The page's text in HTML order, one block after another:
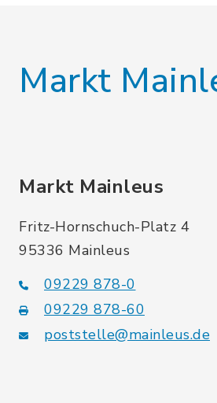
Markt
Markt Mainleus
Fritz-Hornschuch-Platz 4
95336 Mainleus
09229 878-0
09229 878-60
poststelle@mainleus.de